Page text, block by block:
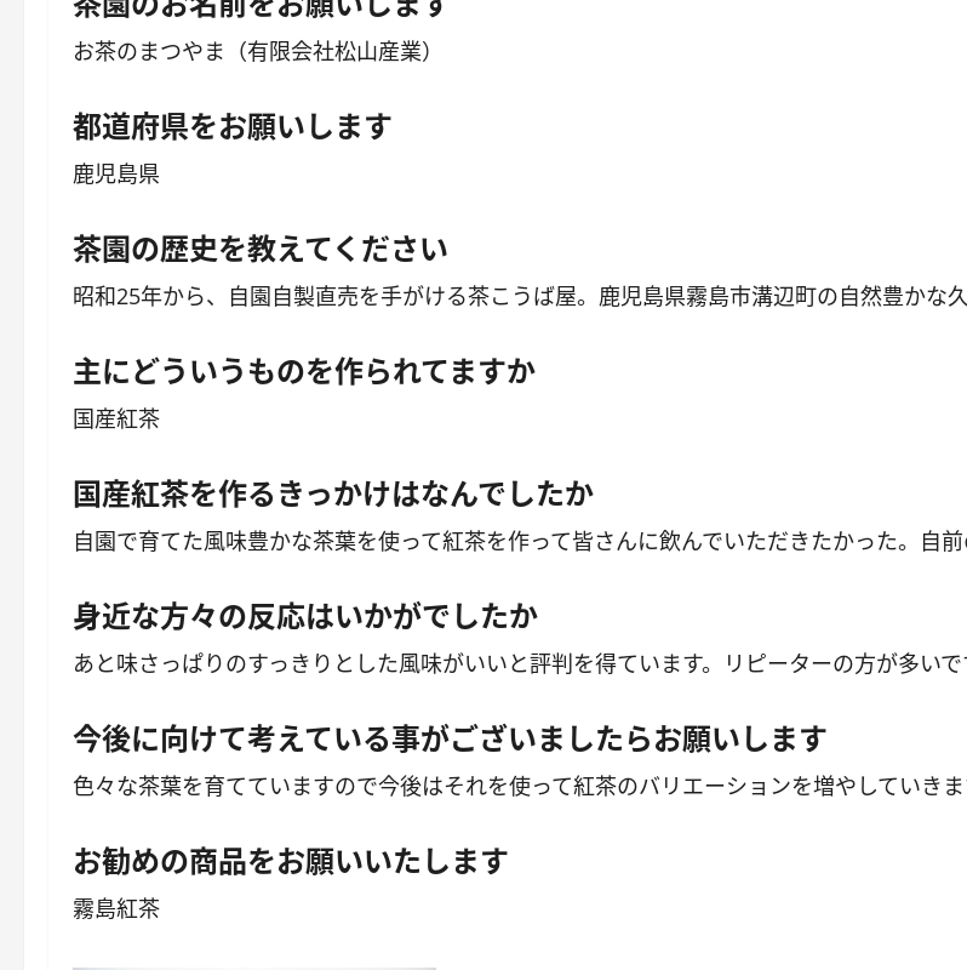
都道府県をお願いします
鹿児島県
茶園の歴史を教えてください
昭和25年から、自園自製直売を手がける茶こうば屋。鹿児島県霧島市溝辺町の自然豊かな
主にどういうものを作られてますか
国産紅茶
国産紅茶を作るきっかけはなんでしたか
自園で育てた風味豊かな茶葉を使って紅茶を作って皆さんに飲んでいただきたかった。自
身近な方々の反応はいかがでしたか
あと味さっぱりのすっきりとした風味がいいと評判を得ています。リピーターの方が多いで
今後に向けて考えている事がございましたらお願いします
色々な茶葉を育てていますので今後はそれを使って紅茶のバリエーションを増やしていきま
お勧めの商品をお願いいたします
霧島紅茶